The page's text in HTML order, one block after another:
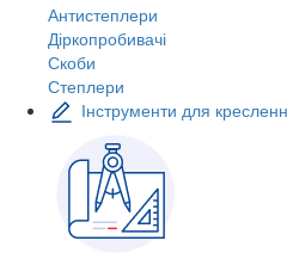
Антистеплери
Діркопробивачі
Скоби
Степлери
Інструменти для